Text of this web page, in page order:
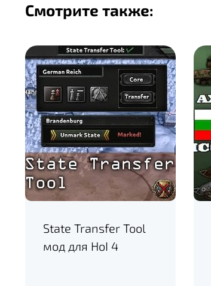
Смотрите также:
State Transfer Tool
мод для HoI 4